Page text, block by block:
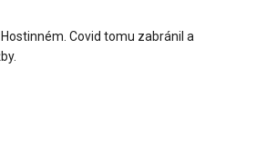
Covid tomu zabránil a